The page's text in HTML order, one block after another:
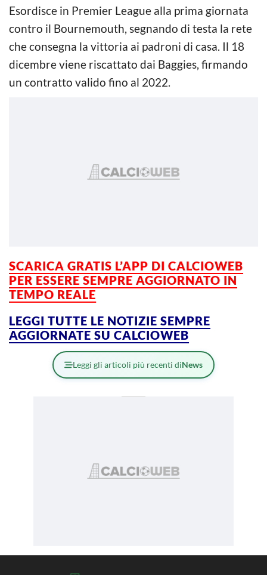
Esordisce in Premier League alla prima giornata
contro il Bournemouth, segnando di testa la rete
che consegna la vittoria ai padroni di casa. Il 18
dicembre viene riscattato dai Baggies, firmando
un contratto valido fino al 2022.
SCARICA GRATIS L’APP DI CALCIOWEB
PER ESSERE SEMPRE AGGIORNATO IN
TEMPO REALE
LEGGI TUTTE LE NOTIZIE SEMPRE
AGGIORNATE SU CALCIOWEB
Leggi gli articoli più recenti diNews